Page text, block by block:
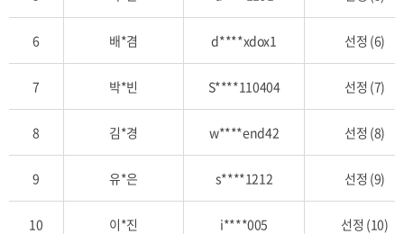
호,
청
명,
6 배*겸 d****xdox1 선정 (6)
7 박*빈 S****110404 선정 (7)
8 김*경 w****end42 선정 (8)
9 유*은 s****1212 선정 (9)
10 이*진 i****005 선정 (10)